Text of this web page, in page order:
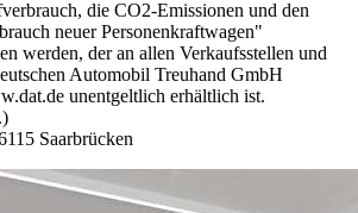
die CO2-Emissionen und den
neuer Personenkraftwagen"
werden, der an allen Verkaufsstellen und
Automobil Treuhand GmbH
unentgeltlich erhältlich ist.
Saarbrücken